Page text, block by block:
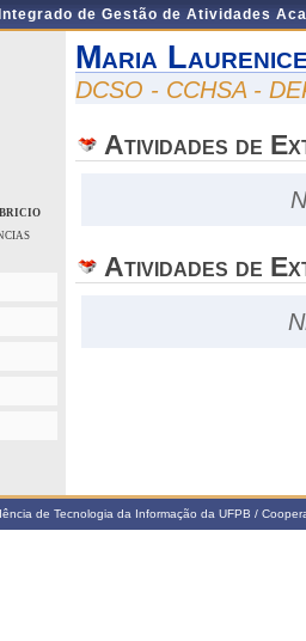
de Gestão de Atividades
Maria
DCSO - CCHSA -
Atividades de
Atividades de
de Tecnologia da Informação da UFPB /